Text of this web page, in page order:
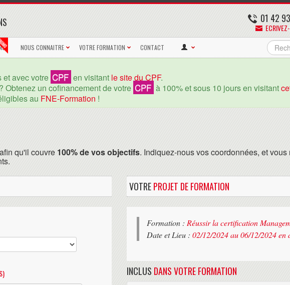
01 42
NOUS CONNAITRE VOTRE FORMATION CONTACT
et avec votre CPF en visitant le site du CPF.
Obtenez un cofinancement de votre CPF à 100% et sous 10 jours en visitant
au FNE-Formation !
qu'il couvre 100% de vos objectifs. Indiquez-nous vos coordonnées, et
VOTREPROJET DE FORMATION
Formation : Réussir la certification
Date et Lieu : 02/12/2024 au 06/12/2024 en
INCLUS DANS VOTRE FORMATION